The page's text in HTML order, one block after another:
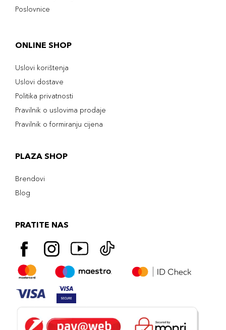
Poslovnice
ONLINE SHOP
Uslovi korištenja
Uslovi dostave
Politika privatnosti
Pravilnik o uslovima prodaje
Pravilnik o formiranju cijena
PLAZA SHOP
Brendovi
Blog
PRATITE NAS